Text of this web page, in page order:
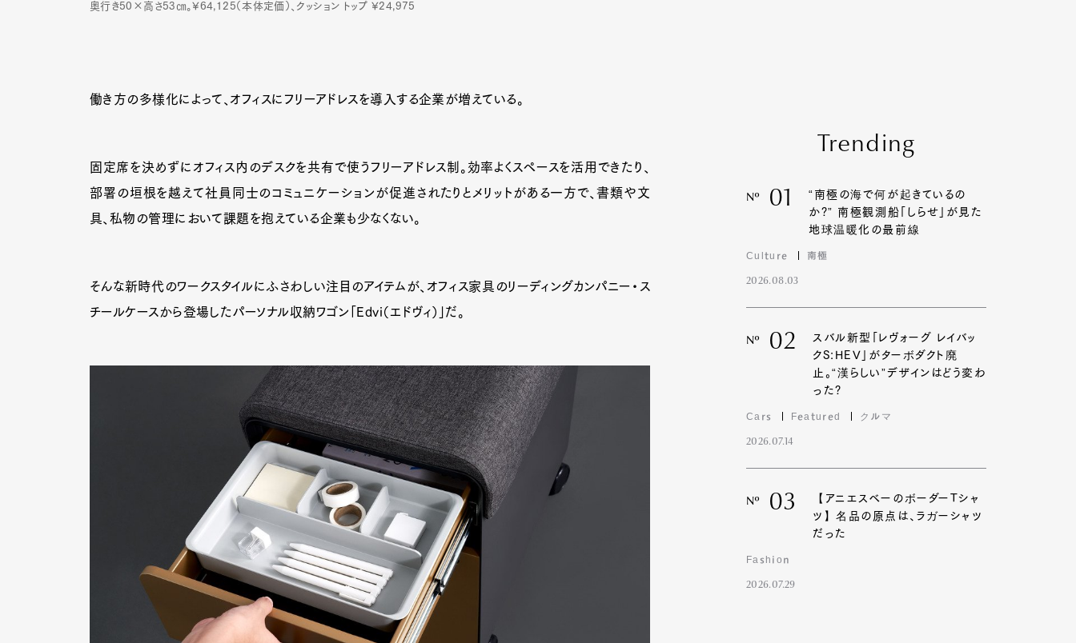
奥行き50×高さ53㎝。¥64,125（本体定価）、クッション トップ ¥24,975
働き方の多様化によって、オフィスにフリーアドレスを導入する企業が増えている。
固定席を決めずにオフィス内のデスクを共有で使うフリーアドレス制。効率よくスペースを活用できたり、
部署の垣根を越えて社員同士のコミュニケーションが促進されたりとメリットがある一方で、書類や文
具、私物の管理において課題を抱えている企業も少なくない。
そんな新時代のワークスタイルにふさわしい注目のアイテムが、オフィス家具のリーディングカンパニー・ス
チールケースから登場したパーソナル収納ワゴン「Edvi（エドヴィ）」だ。
Trending
Nº 01
“南極の海で何が起きているの
か?” 南極観測船「しらせ」が見た
地球温暖化の最前線
Culture 南極
2026.08.03
Nº 02
スバル新型「レヴォーグ レイバッ
クS:HEV」がターボダクト廃
止。“漢らしい”デザインはどう変わ
った?
Cars Featured クルマ
2026.07.14
Nº 03
【アニエスベーのボーダーTシャ
ツ】名品の原点は、ラガーシャツ
だった
Fashion
2026.07.29